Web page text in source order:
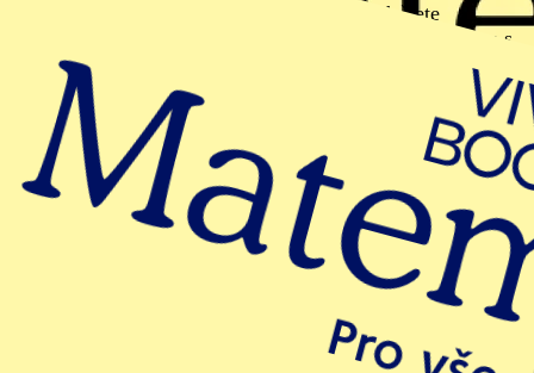
Pokud chcete uplatnit akci 10+1 zdarma, odešlete
objednávku na požadovaný počet. Obchodní zástupce se s
vámi spojí a aktualizuje objednávku o kusy zdarma.
Obsah sešitu
Rovnoběžníky
Obvod a obsah trojúhelníku